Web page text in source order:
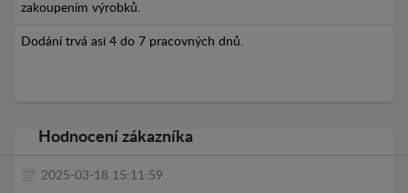
zakoupením výrobků.
Dodání trvá asi 4 do 7 pracovných dnů.
Hodnocení zákazníka
2025-03-18 15:11:59